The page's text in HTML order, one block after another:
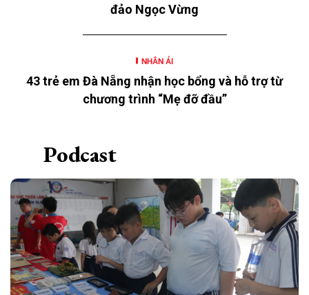
đảo Ngọc Vừng
NHÂN ÁI
43 trẻ em Đà Nẵng nhận học bổng và hỗ trợ từ
chương trình “Mẹ đỡ đầu”
Podcast